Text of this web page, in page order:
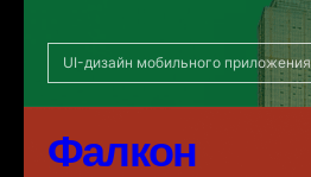
UI-дизайн мобильного приложения
Фалкон